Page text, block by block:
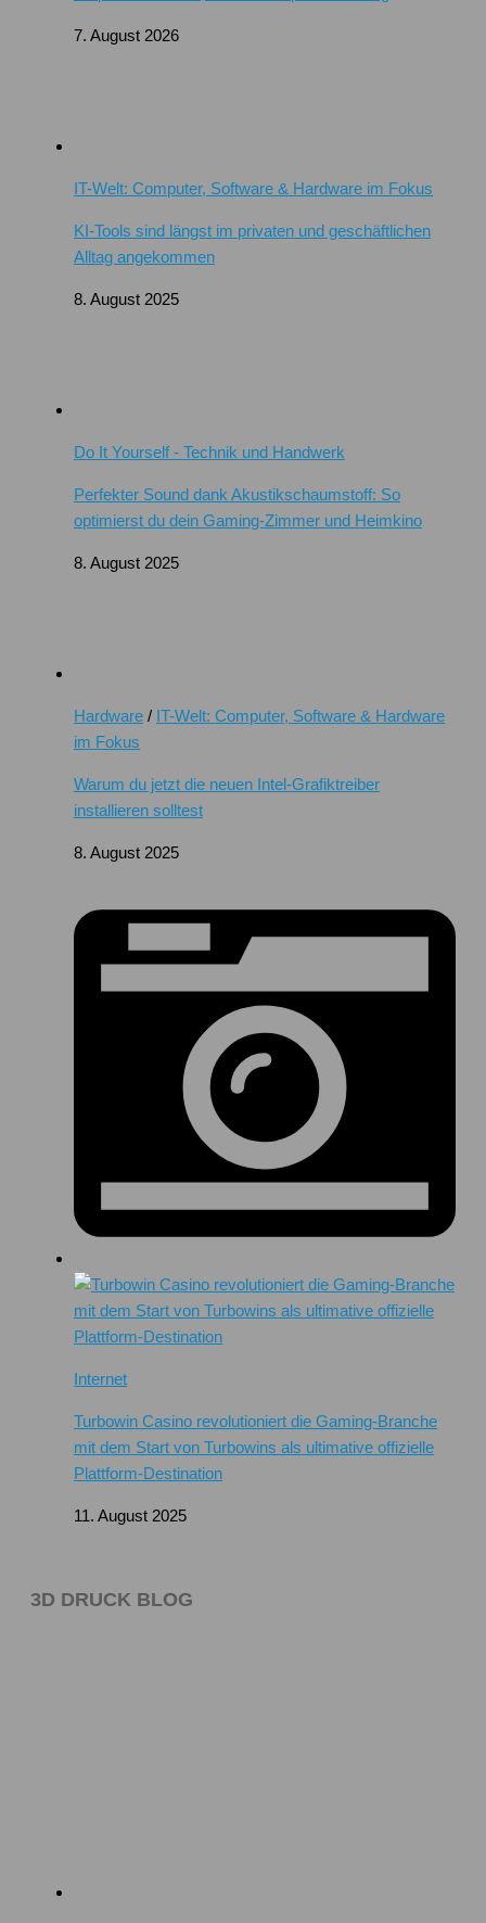
7. August 2026
IT-Welt: Computer, Software & Hardware im Fokus
KI-Tools sind längst im privaten und geschäftlichen
Alltag angekommen
8. August 2025
Do It Yourself - Technik und Handwerk
Perfekter Sound dank Akustikschaumstoff: So
optimierst du dein Gaming-Zimmer und Heimkino
8. August 2025
Hardware / IT-Welt: Computer, Software & Hardware
im Fokus
Warum du jetzt die neuen Intel-Grafiktreiber
installieren solltest
8. August 2025
Internet
Turbowin Casino revolutioniert die Gaming-Branche
mit dem Start von Turbowins als ultimative offizielle
Plattform-Destination
11. August 2025
3D DRUCK BLOG